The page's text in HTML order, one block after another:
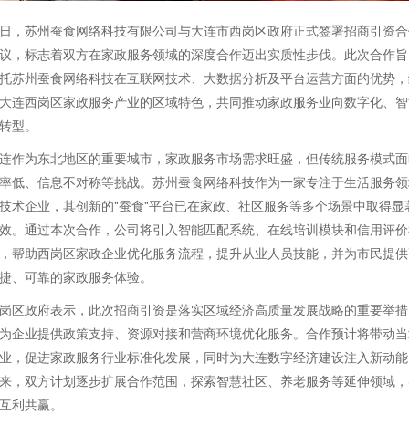
，苏州蚕食网络科技有限公司与大连市西岗区政府正式签署招商引资
，标志着双方在家政服务领域的深度合作迈出实质性步伐。此次合作
苏州蚕食网络科技在互联网技术、大数据分析及平台运营方面的优势
连西岗区家政服务产业的区域特色，共同推动家政服务业向数字化、
型。
作为东北地区的重要城市，家政服务市场需求旺盛，但传统服务模式
低、信息不对称等挑战。苏州蚕食网络科技作为一家专注于生活服务
术企业，其创新的"蚕食"平台已在家政、社区服务等多个场景中取得显
。通过本次合作，公司将引入智能匹配系统、在线培训模块和信用评
帮助西岗区家政企业优化服务流程，提升从业人员技能，并为市民提
、可靠的家政服务体验。
区政府表示，此次招商引资是落实区域经济高质量发展战略的重要举
企业提供政策支持、资源对接和营商环境优化服务。合作预计将带动
，促进家政服务行业标准化发展，同时为大连数字经济建设注入新动
，双方计划逐步扩展合作范围，探索智慧社区、养老服务等延伸领域
利共赢。